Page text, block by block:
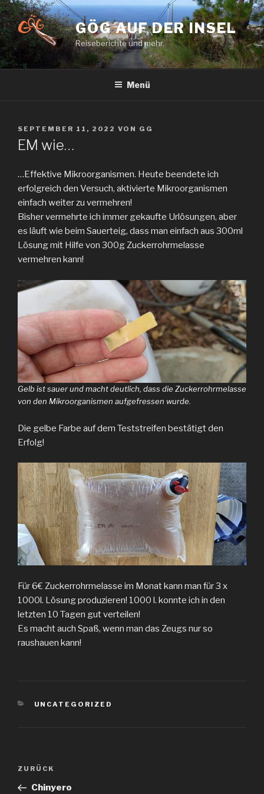
Zum
Inhalt
springen
GÖG AUF DER INSEL
Reiseberichte und mehr.
Menü
VERÖFFENTLICHT
AM
SEPTEMBER 11, 2022 VON GG
EM wie…
…Effektive Mikroorganismen. Heute beendete ich
erfolgreich den Versuch, aktivierte Mikroorganismen
einfach weiter zu vermehren!
Bisher vermehrte ich immer gekaufte Urlösungen, aber
es läuft wie beim Sauerteig, dass man einfach aus 300ml
Lösung mit Hilfe von 300g Zuckerrohrmelasse
vermehren kann!
Gelb ist sauer und macht deutlich, dass die Zuckerrohrmelasse
von den Mikroorganismen aufgefressen wurde.
Die gelbe Farbe auf dem Teststreifen bestätigt den
Erfolg!
Für 6€ Zuckerrohrmelasse im Monat kann man für 3 x
1000l. Lösung produzieren! 1000 l. konnte ich in den
letzten 10 Tagen gut verteilen!
Es macht auch Spaß, wenn man das Zeugs nur so
raushauen kann!
KATEGORIEN
UNCATEGORIZED
Beitragsnavigation
Vorheriger
Beitrag
ZURÜCK
Chinyero